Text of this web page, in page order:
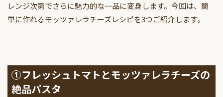
レンジ次第でさらに魅力的な一品に変身します。今回は、簡
単に作れるモッツァレラチーズレシピを3つご紹介します。
①フレッシュトマトとモッツァレラチーズの
絶品パスタ